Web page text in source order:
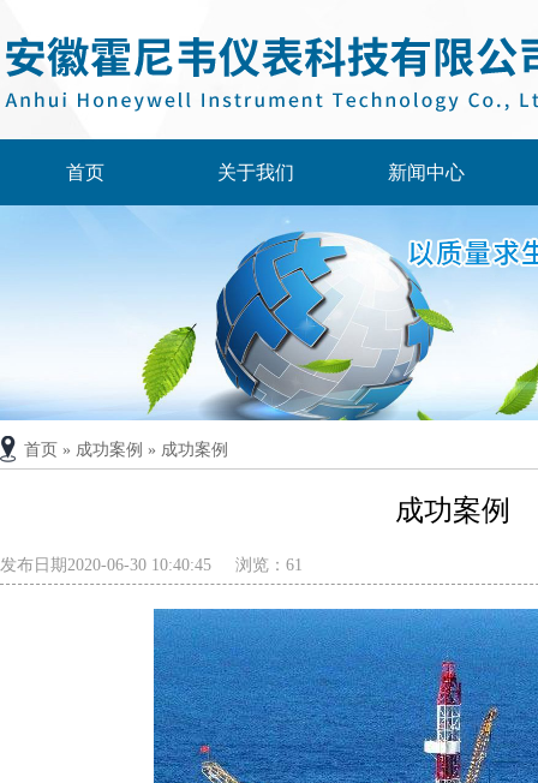
首页 关于我们 新闻中心
首页 » 成功案例 » 成功案例
成功案例
发布日期2020-06-30 10:40:45 浏览： 61